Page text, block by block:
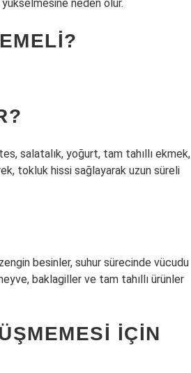
neden olur.
salatalık, yoğurt, tam tahıllı ekmek,
tokluk hissi sağlayarak uzun süreli
besinler, suhur sürecinde vücudu
baklagiller ve tam tahıllı ürünler
IÇIN